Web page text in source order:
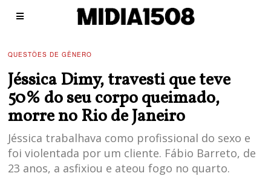
QUESTÕES DE GÊNERO
Jéssica Dimy, travesti que teve
50% do seu corpo queimado,
morre no Rio de Janeiro
Jéssica trabalhava como profissional do sexo e
foi violentada por um cliente. Fábio Barreto, de
23 anos, a asfixiou e ateou fogo no quarto.